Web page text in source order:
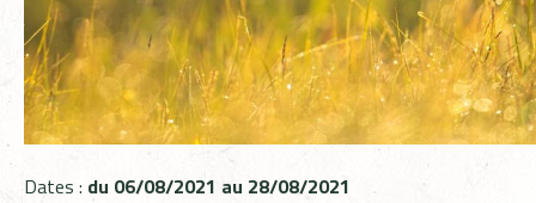
Dates : du 06/08/2021 au 28/08/2021